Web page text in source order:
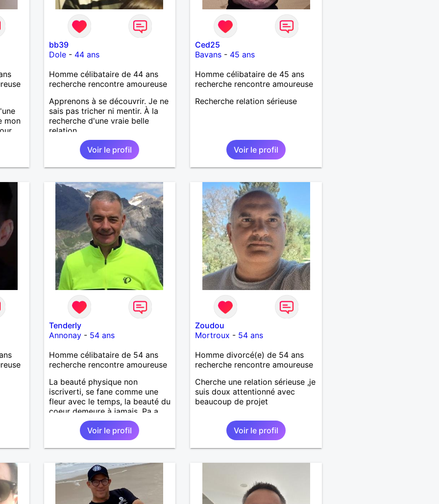
mon
on
bb39
Dole- 44 ans
Homme célibataire de 44 ans
recherche rencontre amoureuse
Apprenons à se découvrir. Je ne
sais pas tricher ni mentir. À la
recherche d'une vraie belle
relation
Voir le profil
Ced25
Bavans - 45 ans
Homme célibataire de 45 ans
recherche rencontre amoureuse
Recherche relation sérieuse
Voir le profil
Tenderly
Annonay- 54 ans
Homme célibataire de 54 ans
recherche rencontre amoureuse
La beauté physique non
iscriverti, se fane comme une
fleur avec le temps, la beauté du
coeur demeure à jamais, Pa a
Voir le profil
Zoudou
Mortroux - 54 ans
Homme divorcé(e) de 54 ans
recherche rencontre amoureuse
Cherche une relation sérieuse ,je
suis doux attentionné avec
beaucoup de projet
Voir le profil